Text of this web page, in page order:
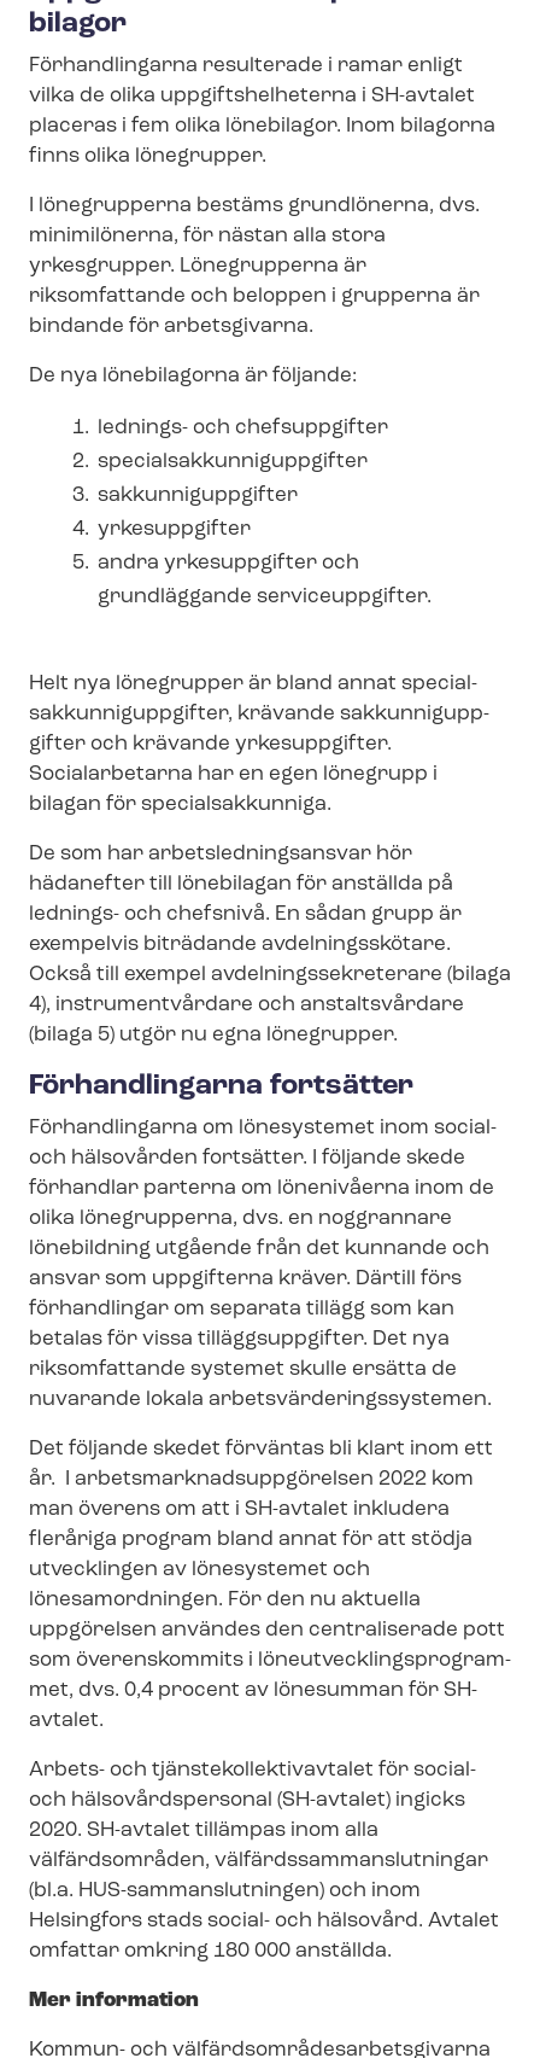
bilagor
Förhandlingarna resulterade i ramar enligt
vilka de olika upp­gifts­hel­he­ter­na i SH-avtalet
placeras i fem olika lönebilagor. Inom bilagorna
finns olika lönegrupper.
I lönegrupperna bestäms grundlönerna, dvs.
minimilönerna, för nästan alla stora
yrkesgrupper. Lönegrupperna är
riksomfattande och beloppen i grupperna är
bindande för arbetsgivarna.
De nya lönebilagorna är följande:
lednings- och chefsuppgifter
spe­ci­al­sak­kun­nigupp­gif­ter
sak­kun­nigupp­gif­ter
yrkesuppgifter
andra yrkesuppgifter och
grundläggande serviceuppgifter.
Helt nya lönegrupper är bland annat spe­ci­al­
sak­kun­nigupp­gif­ter, krävande sak­kun­nigupp­
gif­ter och krävande yrkesuppgifter.
Socialarbetarna har en egen lönegrupp i
bilagan för specialsakkunniga.
De som har ar­bets­led­nings­an­svar hör
hädanefter till lönebilagan för anställda på
lednings- och chefsnivå. En sådan grupp är
exempelvis biträdande avdelningsskötare.
Också till exempel av­del­nings­sek­re­te­ra­re (bilaga
4), instrumentvårdare och anstaltsvårdare
(bilaga 5) utgör nu egna lönegrupper.
Förhandlingarna fortsätter
Förhandlingarna om lönesystemet inom social-
och hälsovården fortsätter. I följande skede
förhandlar parterna om lönenivåerna inom de
olika lönegrupperna, dvs. en noggrannare
lönebildning utgående från det kunnande och
ansvar som uppgifterna kräver. Därtill förs
förhandlingar om separata tillägg som kan
betalas för vissa tilläggsuppgifter. Det nya
riksomfattande systemet skulle ersätta de
nuvarande lokala ar­bets­vär­de­rings­sy­ste­men.
Det följande skedet förväntas bli klart inom ett
år. I ar­bets­mark­nads­upp­gö­rel­sen 2022 kom
man överens om att i SH-avtalet inkludera
fleråriga program bland annat för att stödja
utvecklingen av lönesystemet och
lönesamordningen. För den nu aktuella
uppgörelsen användes den centraliserade pott
som överenskommits i lö­ne­ut­veck­lings­pro­gram­
met, dvs. 0,4 procent av lönesumman för SH-
avtalet.
Arbets- och tjäns­te­kol­lek­tivav­ta­let för social-
och häl­so­vårds­per­so­nal (SH-avtalet) ingicks
2020. SH-avtalet tillämpas inom alla
välfärdsområden, väl­färds­sam­man­slut­ning­ar
(bl.a. HUS-​sammanslutningen) och inom
Helsingfors stads social- och hälsovård. Avtalet
omfattar omkring 180 000 anställda.
Mer information
Kommun- och väl­färds­om­rå­des­ar­bets­gi­var­na